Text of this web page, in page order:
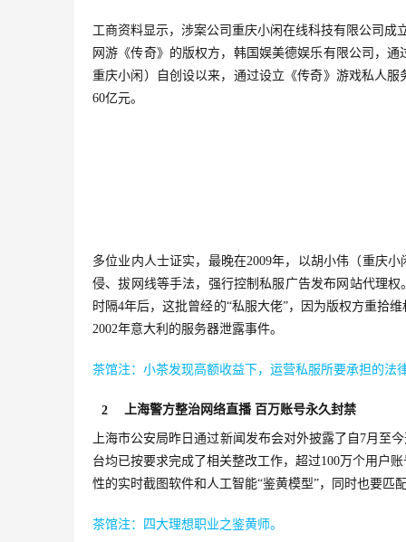
工商资料显示，涉案公司重庆小闲在线科技有限公司成
网游《传奇》的版权方，韩国娱美德娱乐有限公司，
重庆小闲）自创设以来，通过设立《传奇》游戏私人
60亿元。
多位业内人士证实，最晚在2009年，以胡小伟（重庆
侵、拔网线等手法，强行控制私服广告发布网站代理
时隔4年后，这批曾经的“私服大佬”，因为版权方重拾
2002年意大利的服务器泄露事件。
茶馆注：小茶发现高额收益下，运营私服所要承担的法
2 上海警方整治网络直播 百万账号永久封禁
上海市公安局昨日通过新闻发布会对外披露了自7月至
台均已按要求完成了相关整改工作，超过100万个用户
性的实时截图软件和人工智能“鉴黄模型”，同时也要匹
茶馆注：四大理想职业之鉴黄师。